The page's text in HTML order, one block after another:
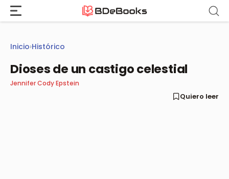
Saltar
contenido
Inicio›Histórico
Dioses de un castigo celestial
Jennifer Cody Epstein
Quiero leer